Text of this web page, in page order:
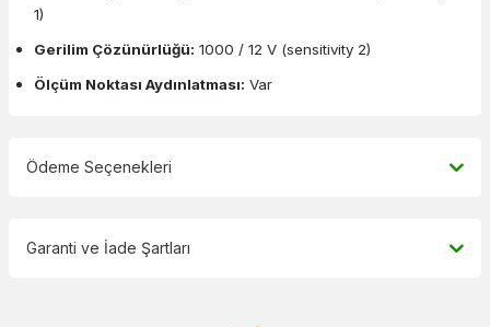
1)
Gerilim Çözünürlüğü: 1000 / 12 V (sensitivity 2)
Ölçüm Noktası Aydınlatması: Var
Ödeme Seçenekleri
Garanti ve İade Şartları